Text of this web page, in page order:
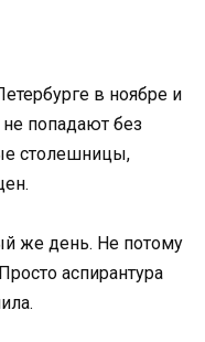
в ноябре и
не попадают без
столешницы,
же день. Не потому
аспирантура